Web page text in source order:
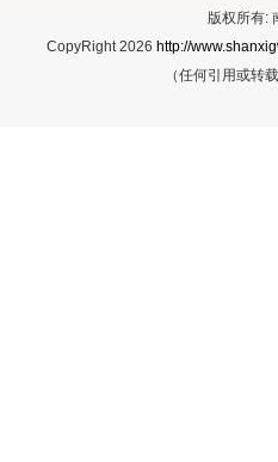
版权所有:
CopyRight 2026 http://
（任何引用或转